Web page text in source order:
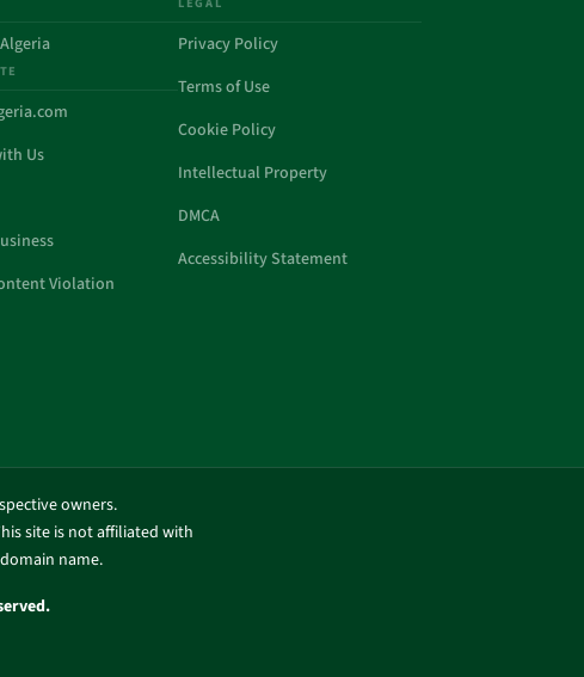
Us
Violation
Privacy Policy
Terms of Use
Cookie Policy
Intellectual Property
DMCA
Accessibility Statement
owners.
site is not affiliated with
name.